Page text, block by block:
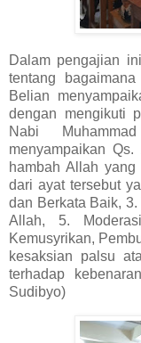
Dalam pengajian
tentang
Belian
dengan mengikuti
Nabi
menyampaikan
hambah Allah
dari ayat tersebut
dan Berkata Baik,
Allah, 5.
Kemusyrikan,
kesaksian palsu
terhadap
Sudibyo)